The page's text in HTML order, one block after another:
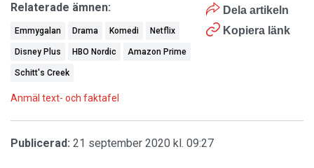
Dela artikeln
Kopiera länk
Relaterade ämnen:
Emmygalan Drama Komedi Netflix
Disney Plus HBO Nordic Amazon Prime
Schitt's Creek
Anmäl text- och faktafel
Publicerad: 21 september 2020 kl. 09:27